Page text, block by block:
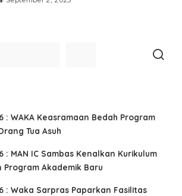
: WAKA Keasramaan Bedah Program
Tua Asuh
: MAN IC Sambas Kenalkan Kurikulum
Program Akademik Baru
: Waka Sarpras Paparkan Fasilitas